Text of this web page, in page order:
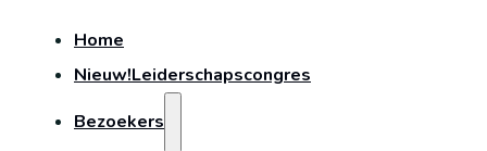
Home
Nieuw!Leiderschapscongres
Bezoekers